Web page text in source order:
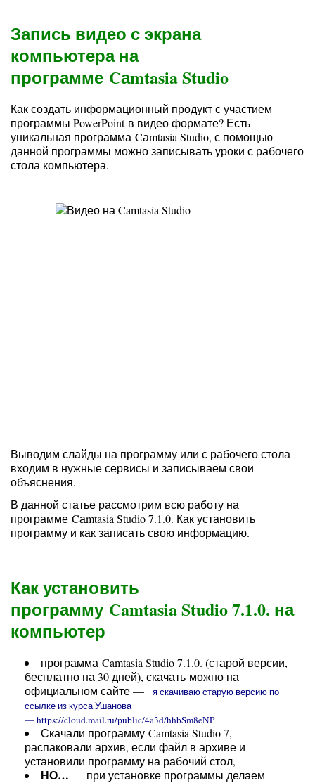
Запись видео с экрана
компьютера на
программе Cаmtasia Studio
Как создать информационный продукт с участием
программы PowerPoint в видео формате? Есть
уникальная программа Cаmtasia Studio, с помощью
данной программы можно записывать уроки с рабочего
стола компьютера.
Выводим слайды на программу или с рабочего стола
входим в нужные сервисы и записываем свои
объяснения.
В данной статье рассмотрим всю работу на
программе Cаmtasia Studio 7.1.0. Как установить
программу и как записать свою информацию.
Как установить
программу Camtasia Studio 7.1.0. на
компьютер
программа Camtasia Studio 7.1.0. (старой версии,
бесплатно на 30 дней), скачать можно на
официальном сайте —
я скачиваю старую версию по
ссылке из курса Ушанова
— https://cloud.mail.ru/public/4a3d/hhbSm8eNP
Скачали программу Camtasia Studio 7,
распаковали архив, если файл в архиве и
установили программу на рабочий стол,
НО… — при установке программы делаем